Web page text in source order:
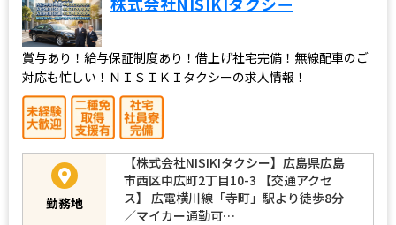
賞与あり！給与保証制度あり！借上げ社宅完備！無線配車のご
対応も忙しい！ＮＩＳＩＫＩタクシーの求人情報！
勤務地
【株式会社NISIKIタクシー】広島県広島
市西区中広町2丁目10-3 【交通アクセ
ス】 広電横川線「寺町」駅より徒歩8分
／マイカー通勤可…